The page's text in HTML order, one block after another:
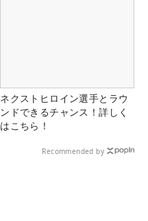
ネクストヒロイン選手とラウ
ンドできるチャンス！詳しく
はこちら！
Recommended by